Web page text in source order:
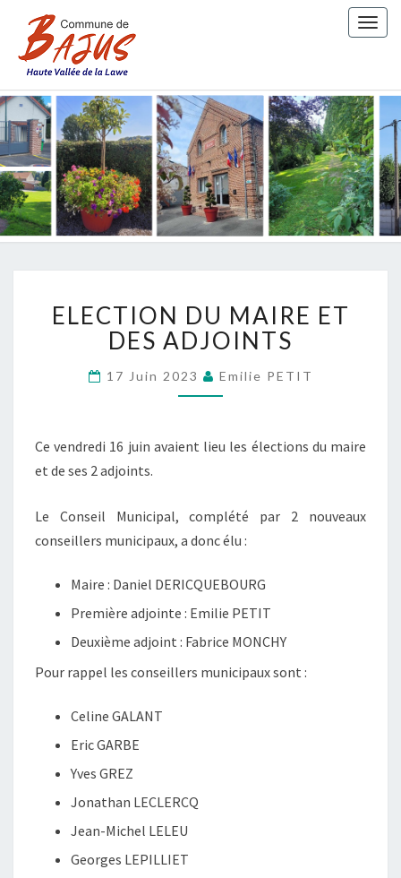
DE
DU
MAIRE
ET
DES
ADJOINTS
ELECTION DU MAIRE ET
DES ADJOINTS
17 Juin 2023 Emilie PETIT
Ce vendredi 16 juin avaient lieu les élections du maire
et de ses 2 adjoints.
Le Conseil Municipal, complété par 2 nouveaux
conseillers municipaux, a donc élu :
Maire : Daniel DERICQUEBOURG
Première adjointe : Emilie PETIT
Deuxième adjoint : Fabrice MONCHY
Pour rappel les conseillers municipaux sont :
Celine GALANT
Eric GARBE
Yves GREZ
Jonathan LECLERCQ
Jean-Michel LELEU
Georges LEPILLIET